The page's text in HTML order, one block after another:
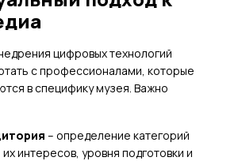
цифровых технологий
с профессионалами, которые
в специфику музея. Важно
– определение категорий
интересов, уровня подготовки и